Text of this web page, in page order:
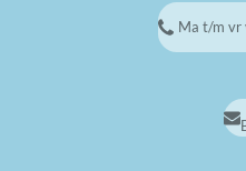
Ma t/m vr